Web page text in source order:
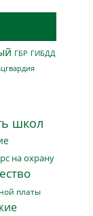
ГБР ГИБДД
школ
на охрану
платы